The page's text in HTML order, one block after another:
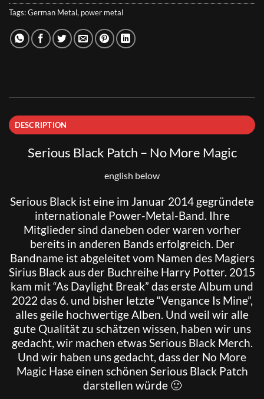
Tags:German Metal, power metal
DESCRIPTION
Serious Black Patch – No More Magic
english below
Serious Black ist eine im Januar 2014 gegründete
internationale Power-Metal-Band. Ihre
Mitglieder sind daneben oder waren vorher
bereits in anderen Bands erfolgreich. Der
Bandname ist abgeleitet vom Namen des Magiers
Sirius Black aus der Buchreihe Harry Potter. 2015
kam mit “As Daylight Break” das erste Album und
2022 das 6. und bisher letzte “Vengance Is Mine”,
alles geile hochwertige Alben. Und weil wir alle
gute Qualität zu schätzen wissen, haben wir uns
gedacht, wir machen etwas Serious Black Merch.
Und wir haben uns gedacht, dass der No More
Magic Hase einen schönen Serious Black Patch
darstellen würde 🙂